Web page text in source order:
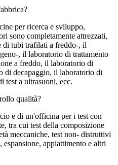
per ricerca e sviluppo,
sono completamente attrezzati,
di tubi trafilati a freddo-, il
, il laboratorio di trattamento
a freddo, il laboratorio di
di decapaggio, il laboratorio di
test a ultrasuoni, ecc.
qualità?
e di un'officina per i test con
tra cui test della composizione
meccaniche, test non- distruttivi
appiattimento e altri